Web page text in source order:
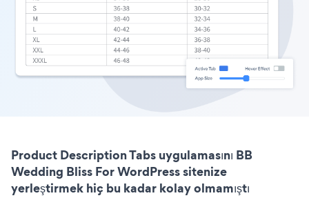
Product Description Tabs uygulamasını BB
Wedding Bliss For WordPress sitenize
yerleştirmek hiç bu kadar kolay olmamıştı